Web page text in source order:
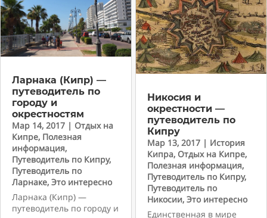
Ларнака (Кипр) —
путеводитель по
городу и
окрестностям
Мар 14, 2017 | Отдых на
Кипре, Полезная
информация,
Путеводитель по Кипру,
Путеводитель по
Ларнаке, Это интересно
Ларнака (Кипр) —
путеводитель по городу и
Никосия и
окрестности —
путеводитель по
Кипру
Мар 13, 2017 | История
Кипра, Отдых на Кипре,
Полезная информация,
Путеводитель по Кипру,
Путеводитель по
Никосии, Это интересно
Единственная в мире